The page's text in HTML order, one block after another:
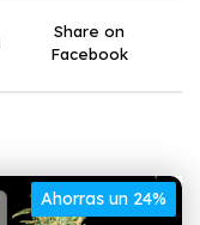
Share on
Facebook
Ahorras un 24%